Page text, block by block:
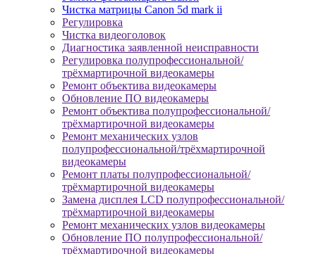
Чистка матрицы Canon 5d mark ii
Регулировка
Чистка видеоголовок
Диагностика заявленной неисправности
Регулировка полупрофессиональной/
трёхмартирочной видеокамеры
Ремонт объектива видеокамеры
Обновление ПО видеокамеры
Ремонт объектива полупрофессиональной/
трёхмартирочной видеокамеры
Ремонт механических узлов
полупрофессиональной/трёхмартирочной
видеокамеры
Ремонт платы полупрофессиональной/
трёхмартирочной видеокамеры
Замена дисплея LCD полупрофессиональной/
трёхмартирочной видеокамеры
Ремонт механических узлов видеокамеры
Обновление ПО полупрофессиональной/
трёхмартирочной видеокамеры